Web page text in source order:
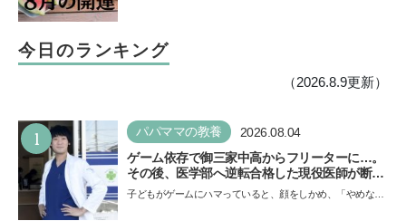
今日のランキング
（2026.8.9更新）
1 パパママの教養 2026.08.04
ゲーム依存で御三家中高からフリーターに…。
その後、医学部へ逆転合格した現役医師が断言
「ゲームの経験が受験勉強に役立った」そう考
える背景とは
子どもがゲームにハマっていると、顔をしかめ、「やめなさ